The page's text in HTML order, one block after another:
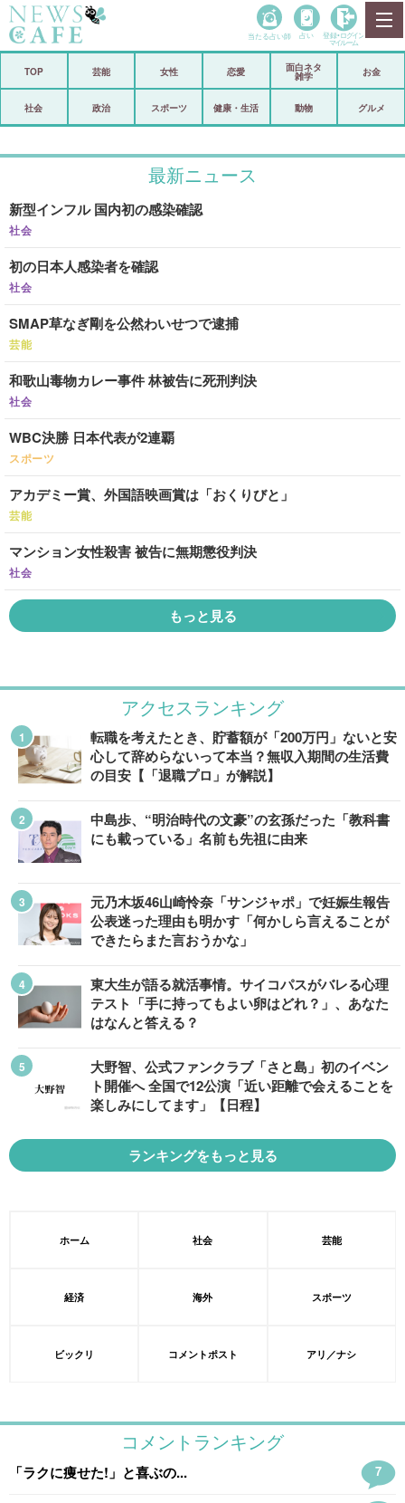
政治
スポーツ
恋愛
コメントポスト アリ／ナシ
当たる占い師 占い 登録• ログイン
マイルーム
TOP 芸能 女性 恋愛
面白ネタ
雑学
お金
社会 政治 スポーツ 健康・生活 動物 グルメ
最新ニュース
新型インフル 国内初の感染確認
社会
初の日本人感染者を確認
社会
SMAP草なぎ剛を公然わいせつで逮捕
芸能
和歌山毒物カレー事件 林被告に死刑判決
社会
WBC決勝 日本代表が2連覇
スポーツ
アカデミー賞、外国語映画賞は「おくりびと」
芸能
マンション女性殺害 被告に無期懲役判決
社会
もっと見る
アクセスランキング
転職を考えたとき、貯蓄額が「200万円」ないと安
心して辞めらないって本当？無収入期間の生活費
の目安【「退職プロ」が解説】
中島歩、“明治時代の文豪”の玄孫だった「教科書
にも載っている」名前も先祖に由来
元乃木坂46山崎怜奈「サンジャポ」で妊娠生報告
公表迷った理由も明かす「何かしら言えることが
できたらまた言おうかな」
東大生が語る就活事情。サイコパスがバレる心理
テスト「手に持ってもよい卵はどれ？」、あなた
はなんと答える？
大野智、公式ファンクラブ「さと島」初のイベン
ト開催へ 全国で12公演「近い距離で会えることを
楽しみにしてます」【日程】
ランキングをもっと見る
ホーム 社会 芸能
経済 海外 スポーツ
ビックリ コメントポスト アリ／ナシ